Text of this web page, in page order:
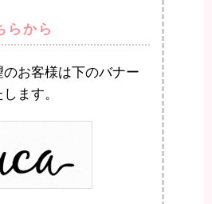
らから
のお客様は下のバナー
ます。